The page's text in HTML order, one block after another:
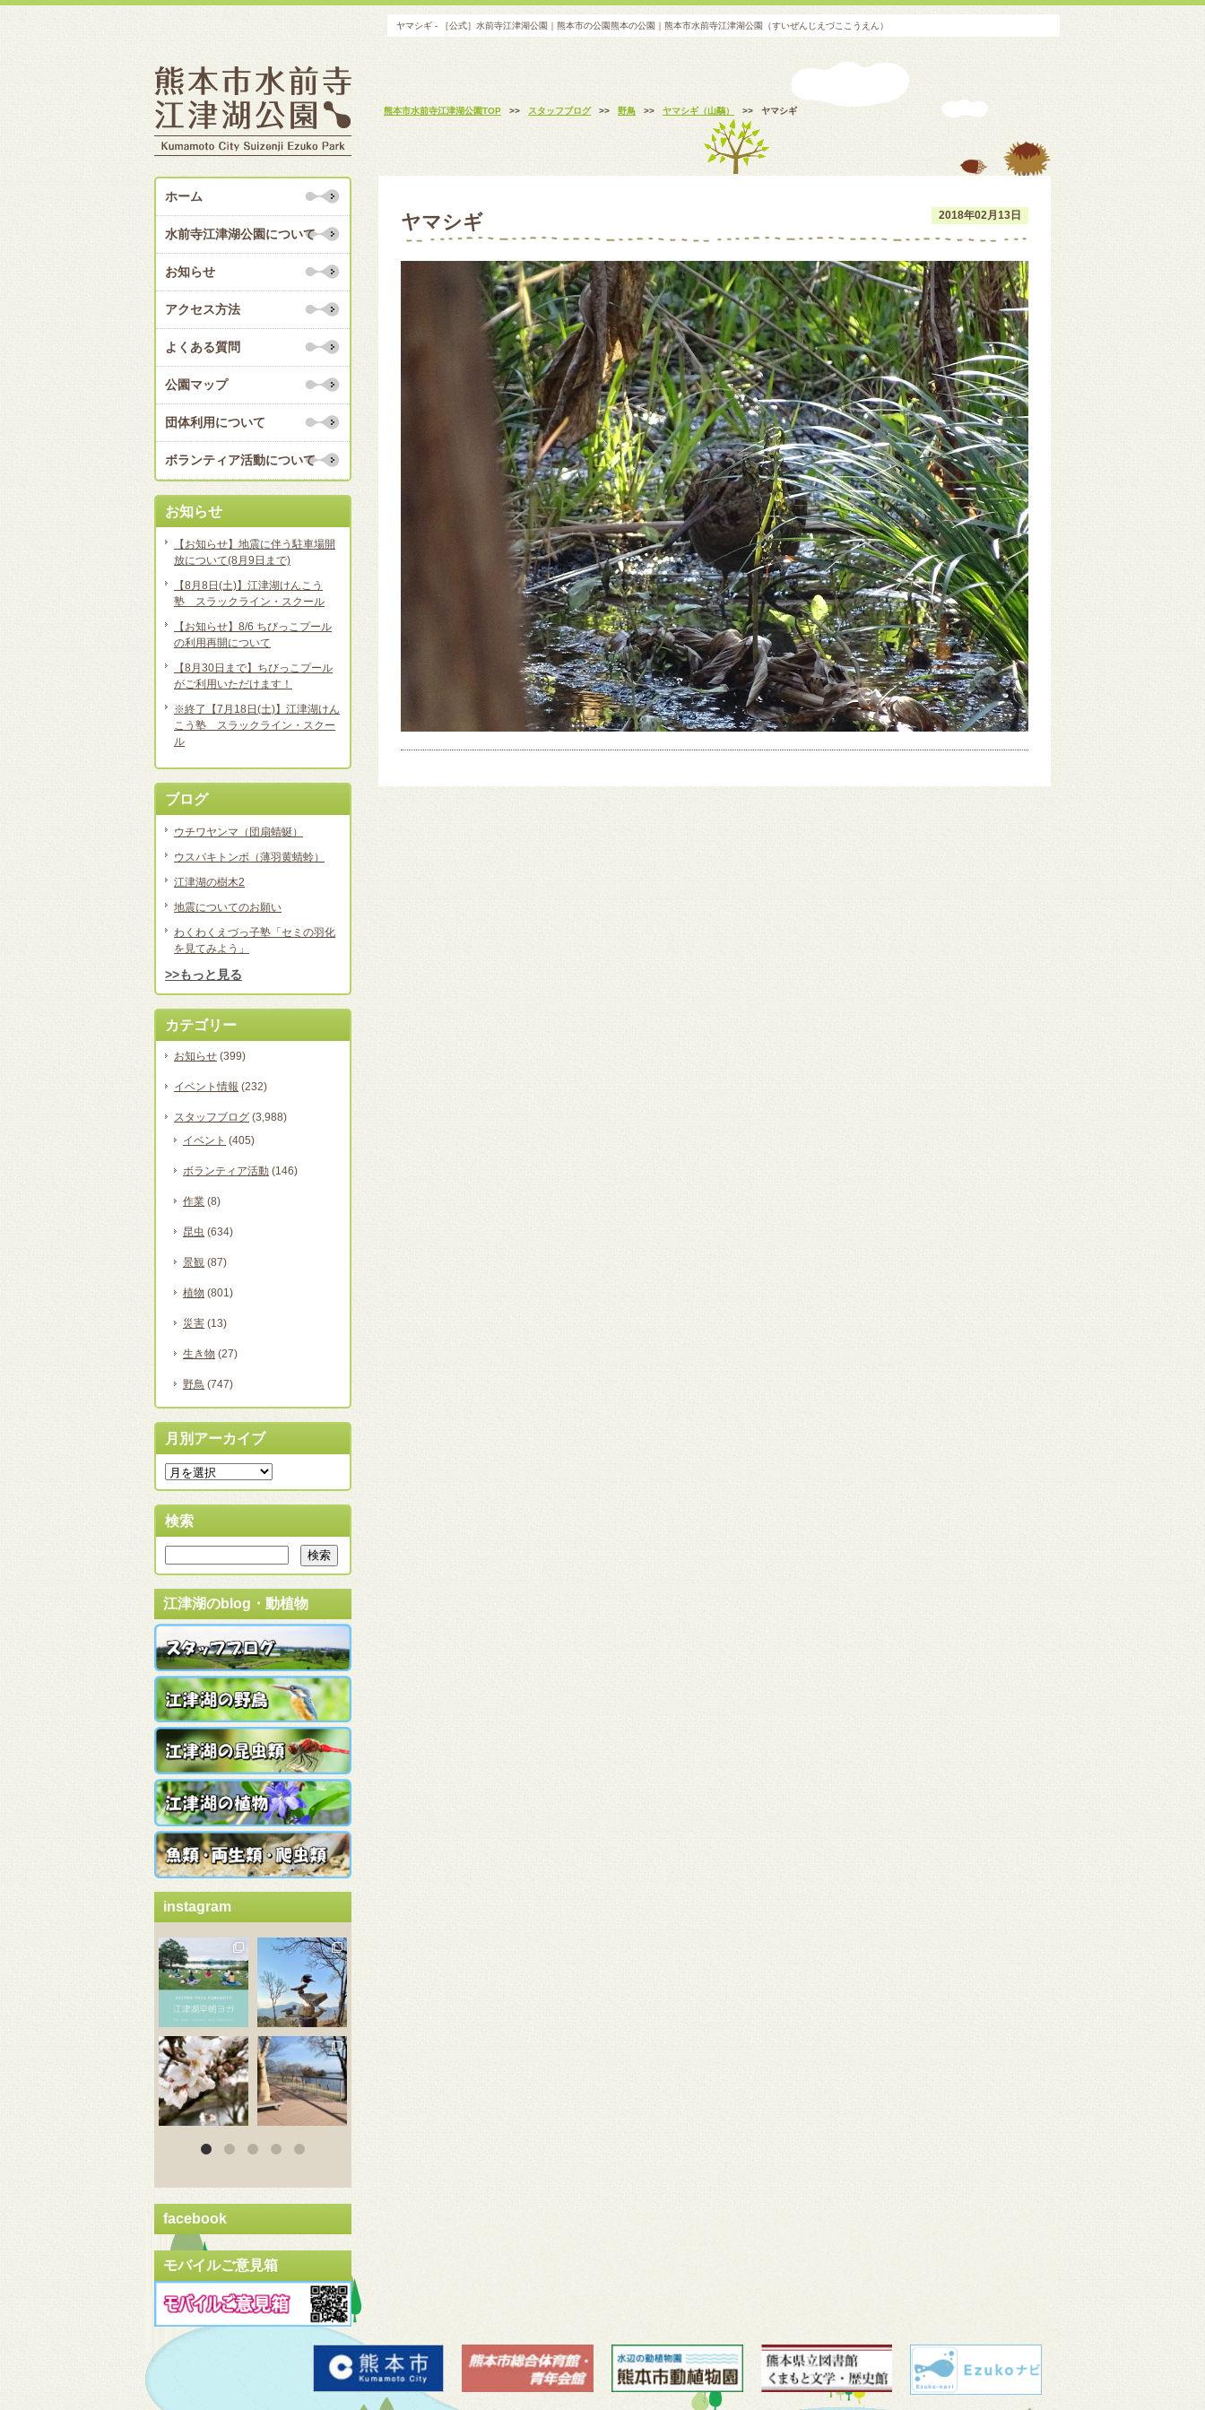
ヤマシギ - ［公式］水前寺江津湖公園｜熊本市の公園熊本の公園｜熊本市水前寺江津湖公園（すいぜんじえづここうえん）
熊本市水前寺江津湖公園TOP >> スタッフブログ >> 野鳥 >> ヤマシギ（山鷸） >> ヤマシギ
2018年02月13日
ヤマシギ
ホーム
水前寺江津湖公園について
お知らせ
アクセス方法
よくある質問
公園マップ
団体利用について
ボランティア活動について
お知らせ
【お知らせ】地震に伴う駐車場開
放について(8月9日まで)
【8月8日(土)】江津湖けんこう
塾 スラックライン・スクール
【お知らせ】8/6 ちびっこプール
の利用再開について
【8月30日まで】ちびっこプール
がご利用いただけます！
※終了【7月18日(土)】江津湖けん
こう塾 スラックライン・スクー
ル
ブログ
ウチワヤンマ（団扇蜻蜒）
ウスバキトンボ（薄羽黄蜻蛉）
江津湖の樹木2
地震についてのお願い
わくわくえづっ子塾「セミの羽化
を見てみよう」
>>もっと見る
カテゴリー
お知らせ (399)
イベント情報 (232)
スタッフブログ (3,988)
イベント (405)
ボランティア活動 (146)
作業 (8)
昆虫 (634)
景観 (87)
植物 (801)
災害 (13)
生き物 (27)
野鳥 (747)
月別アーカイブ
検索
江津湖のblog・動植物
instagram
3月 20
3月 18
3月 18
facebook
モバイルご意見箱